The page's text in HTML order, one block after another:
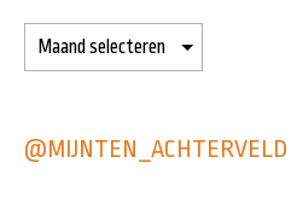
@MIJNTEN_ACHTERVELD